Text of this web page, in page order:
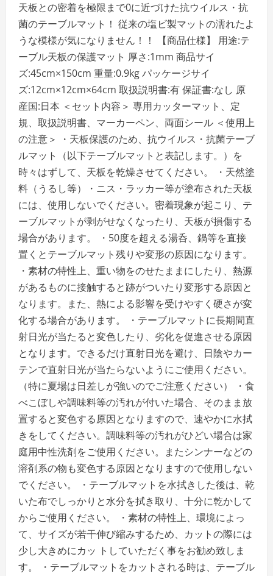
汚
れ
か
ら
保
護】
1mm
45cm×120cm
ACH63514
の
詳
細
を
ご
覧
く
だ
さ
い
天板との密着を極限まで0に近づけた抗ウイルス・抗
菌のテーブルマット！ 従来の塩ビ製マットの濡れたよ
うな模様が気になりません！！ 【商品仕様】 用途:テ
ーブル天板の保護マット 厚さ:1mm 商品サイ
ズ:45cm×150cm 重量:0.9kg パッケージサイ
ズ:12cm×12cm×64cm 取扱説明書:有 保証書:なし 原
産国:日本 ＜セット内容＞ 専用カッターマット、定
規、取扱説明書、マーカーペン、両面シール ＜使用上
の注意＞ ・天板保護のため、抗ウイルス・抗菌テーブ
ルマット（以下テーブルマットと表記します。）を
時々はずして、天板を乾燥させてください。 ・天然塗
料（うるし等）・ニス・ラッカー等が塗布された天板
には、使用しないでください。密着現象が起こり、テ
ーブルマットが剥がせなくなったり、天板が損傷する
場合があります。 ・50度を超える湯呑、鍋等を直接
置くとテーブルマット残りや変形の原因になります。
・素材の特性上、重い物をのせたままにしたり、熱源
があるものに接触すると跡がついたり変形する原因と
なります。また、熱による影響を受けやすく硬さが変
化する場合があります。 ・テーブルマットに長期間直
射日光が当たると変色したり、劣化を促進させる原因
となります。できるだけ直射日光を避け、日陰やカー
テンで直射日光が当たらないようにご使用ください。
（特に夏場は日差しが強いのでご注意ください） ・食
べこぼしや調味料等の汚れが付いた場合、そのまま放
置すると変色する原因となりますので、速やかに水拭
きをしてください。調味料等の汚れがひどい場合は家
庭用中性洗剤をご使用ください。またシンナーなどの
溶剤系の物も変色する原因となりますので使用しない
でください。 ・テーブルマットを水拭きした後は、乾
いた布でしっかりと水分を拭き取り、十分に乾かして
からご使用ください。 ・素材の特性上、環境によっ
て、サイズが若干伸び縮みするため、カットの際には
少し大きめにカッ トしていただく事をお勧め致しま
す。 ・テーブルマットをカットされる時は、テーブル